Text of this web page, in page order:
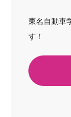
東名自動車
す！